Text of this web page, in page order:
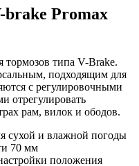
brake Promax
тормозов типа V-Brake.
подходящим для
с регулировочными
отрегулировать
рам, вилок и ободов.
сухой и влажной погоды
70 мм
положения